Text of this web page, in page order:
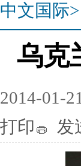
中文国际>
乌克
2014-01-
打印
发